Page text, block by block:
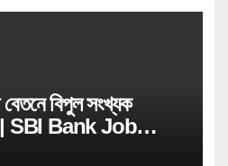
বিপুল সংখ্যক
| SBI Bank Job